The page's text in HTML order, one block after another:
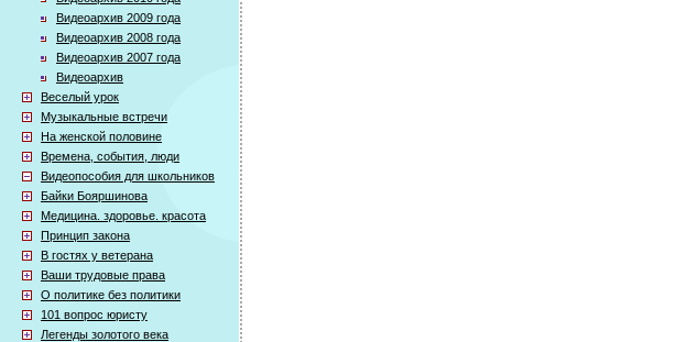
Видеоархив 2009 года
Видеоархив 2008 года
Видеоархив 2007 года
Видеоархив
Веселый урок
Музыкальные встречи
На женской половине
Времена, события, люди
Видеопособия для школьников
Байки Бояршинова
Медицина. здоровье. красота
Принцип закона
В гостях у ветерана
Ваши трудовые права
О политике без политики
101 вопрос юристу
Легенды золотого века